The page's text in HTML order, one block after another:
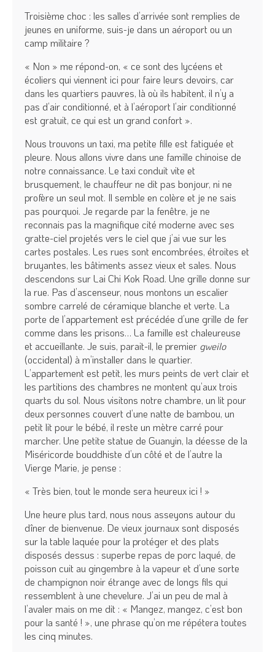
Troisième choc : les salles d’arrivée sont remplies de
jeunes en uniforme, suis-je dans un aéroport ou un
camp militaire ?
« Non » me répond-on, « ce sont des lycéens et
écoliers qui viennent ici pour faire leurs devoirs, car
dans les quartiers pauvres, là où ils habitent, il n’y a
pas d’air conditionné, et à l’aéroport l’air conditionné
est gratuit, ce qui est un grand confort ».
Nous trouvons un taxi, ma petite fille est fatiguée et
pleure. Nous allons vivre dans une famille chinoise de
notre connaissance. Le taxi conduit vite et
brusquement, le chauffeur ne dit pas bonjour, ni ne
profère un seul mot. Il semble en colère et je ne sais
pas pourquoi. Je regarde par la fenêtre, je ne
reconnais pas la magnifique cité moderne avec ses
gratte-ciel projetés vers le ciel que j’ai vue sur les
cartes postales. Les rues sont encombrées, étroites et
bruyantes, les bâtiments assez vieux et sales. Nous
descendons sur Lai Chi Kok Road. Une grille donne sur
la rue. Pas d’ascenseur, nous montons un escalier
sombre carrelé de céramique blanche et verte. La
porte de l’appartement est précédée d’une grille de fer
comme dans les prisons… La famille est chaleureuse
et accueillante. Je suis, parait-il, le premier gweilo
(occidental) à m’installer dans le quartier.
L’appartement est petit, les murs peints de vert clair et
les partitions des chambres ne montent qu’aux trois
quarts du sol. Nous visitons notre chambre, un lit pour
deux personnes couvert d’une natte de bambou, un
petit lit pour le bébé, il reste un mètre carré pour
marcher. Une petite statue de Guanyin, la déesse de la
Miséricorde bouddhiste d’un côté et de l’autre la
Vierge Marie, je pense :
« Très bien, tout le monde sera heureux ici ! »
Une heure plus tard, nous nous asseyons autour du
dîner de bienvenue. De vieux journaux sont disposés
sur la table laquée pour la protéger et des plats
disposés dessus : superbe repas de porc laqué, de
poisson cuit au gingembre à la vapeur et d’une sorte
de champignon noir étrange avec de longs fils qui
ressemblent à une chevelure. J’ai un peu de mal à
l’avaler mais on me dit : « Mangez, mangez, c’est bon
pour la santé ! », une phrase qu’on me répétera toutes
les cinq minutes.